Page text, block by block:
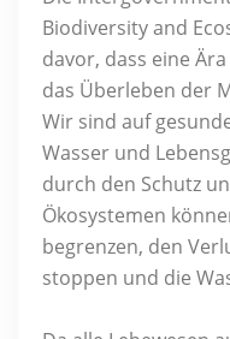
Biodiversity and
davor, dass eine
das Überleben der
Wir sind auf
Wasser und
durch den Schutz
Ökosystemen
begrenzen, den
stoppen und die